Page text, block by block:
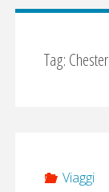
Tag: Chester
Viaggi